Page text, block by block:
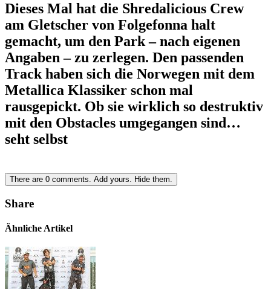
Dieses Mal hat die Shredalicious Crew
am Gletscher von Folgefonna halt
gemacht, um den Park – nach eigenen
Angaben – zu zerlegen. Den passenden
Track haben sich die Norwegen mit dem
Metallica Klassiker schon mal
rausgepickt. Ob sie wirklich so destruktiv
mit den Obstacles umgegangen sind…
seht selbst
There are 0 comments. Add yours. Hide them.
Share
Ähnliche Artikel